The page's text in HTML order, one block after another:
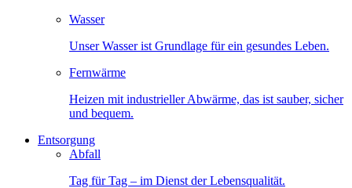
Wasser
Unser Wasser ist Grundlage für ein gesundes Leben.
Fernwärme
Heizen mit industrieller Abwärme, das ist sauber, sicher
und bequem.
Entsorgung
Abfall
Tag für Tag – im Dienst der Lebensqualität.